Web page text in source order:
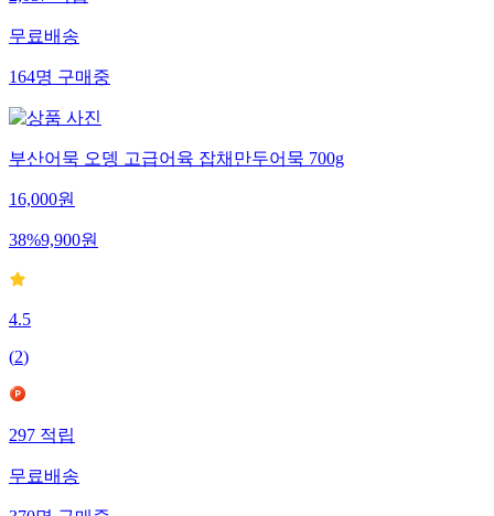
2,037적립
무료배송
164명구매중
부산어묵 오뎅 고급어육 잡채만두어묵 700g
16,000원
38%9,900원
4.5
(2)
297적립
무료배송